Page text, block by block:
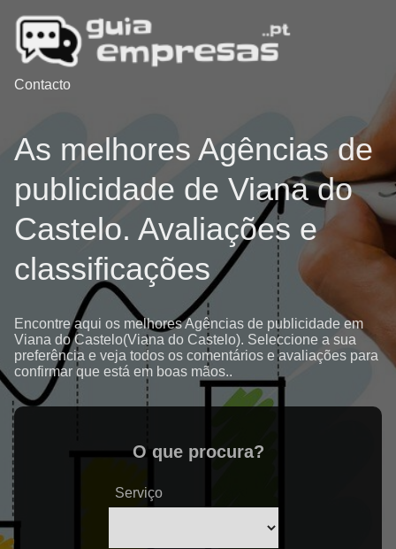
Contacto
As melhores Agências de
publicidade de Viana do
Castelo. Avaliações e
classificações
Encontre aqui os melhores Agências de publicidade em
Viana do Castelo(Viana do Castelo). Seleccione a sua
preferência e veja todos os comentários e avaliações para
confirmar que está em boas mãos..
O que procura?
Serviço